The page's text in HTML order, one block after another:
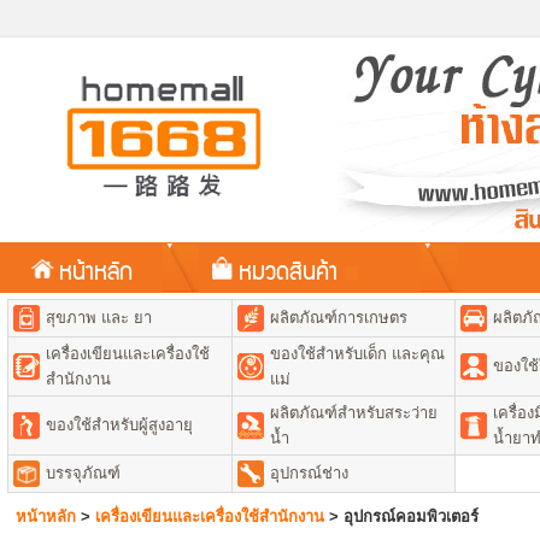
หน้าหลัก หมวดสินค้า
สุขภาพ และ ยา ผลิตภัณฑ์การเกษตร
ผลิตภั
เครื่องเขียนและเครื่องใช้
สำนักงาน
ของใช้สำหรับเด็ก และคุณ
แม่
ของใ
ของใช้สำหรับผู้สูงอายุ
ผลิตภัณฑ์สำหรับสระว่าย
น้ำ
เครื่อ
น้ำยา
บรรจุภัณฑ์
อุปกรณ์ช่าง
หน้าหลัก > เครื่องเขียนและเครื่องใช้สำนักงาน > อุปกรณ์คอมพิวเตอร์